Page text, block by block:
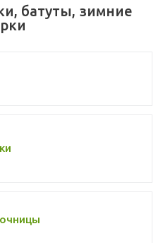
батуты, зимние